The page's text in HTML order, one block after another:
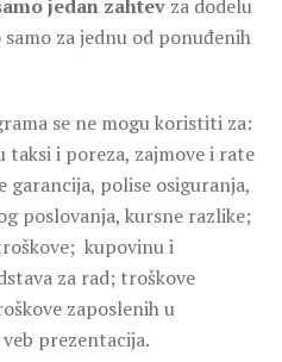
jedan zahtev za dodelu
za jednu od ponuđenih
se ne mogu koristiti za:
taksi i poreza, zajmove i rate
polise osiguranja,
poslovanja, kursne razlike;
kupovinu i
za rad; troškove
zaposlenih u
prezentacija.